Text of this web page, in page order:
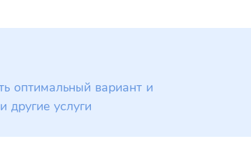
оптимальный вариант и
другие услуги